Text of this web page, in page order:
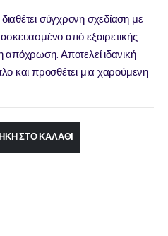
σύγχρονη σχεδίαση με
από εξαιρετικής
απόχρωση. Αποτελεί ιδανική
και προσθέτει μια χαρούμενη
ΣΤΟ ΚΑΛΆΘΙ